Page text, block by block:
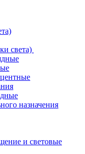
света)
назначения
и световые